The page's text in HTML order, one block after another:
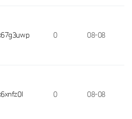
0 08-08
0 08-08